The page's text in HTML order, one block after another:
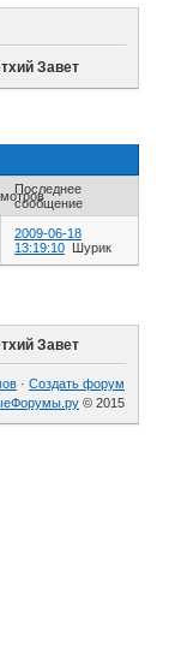
Завет
Последнее
сообщение
2009-06-18
13:19:10 Шурик
Завет
· Создать форум
© 2015